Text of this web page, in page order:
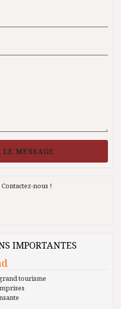
LE MESSAGE
nous !
IMPORTANTES
tourisme